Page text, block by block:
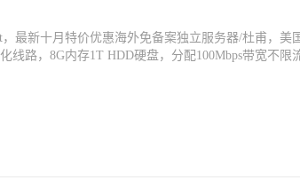
，最新十月特价优惠海外免备案独立服务器/杜甫，美
线路，8G内存1T HDD硬盘，分配100Mbps带宽不限